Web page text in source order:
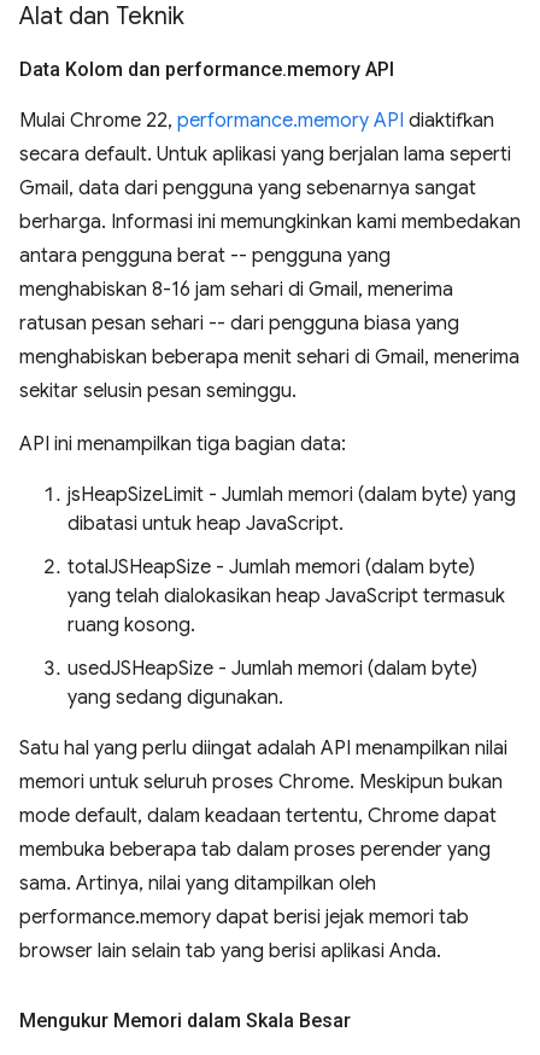
Alat dan Teknik
Data Kolom dan performance.memory API
Mulai Chrome 22, performance.memory API diaktifkan
secara default. Untuk aplikasi yang berjalan lama seperti
Gmail, data dari pengguna yang sebenarnya sangat
berharga. Informasi ini memungkinkan kami membedakan
antara pengguna berat -- pengguna yang
menghabiskan 8-16 jam sehari di Gmail, menerima
ratusan pesan sehari -- dari pengguna biasa yang
menghabiskan beberapa menit sehari di Gmail, menerima
sekitar selusin pesan seminggu.
API ini menampilkan tiga bagian data:
jsHeapSizeLimit - Jumlah memori (dalam byte) yang
dibatasi untuk heap JavaScript.
totalJSHeapSize - Jumlah memori (dalam byte)
yang telah dialokasikan heap JavaScript termasuk
ruang kosong.
usedJSHeapSize - Jumlah memori (dalam byte)
yang sedang digunakan.
Satu hal yang perlu diingat adalah API menampilkan nilai
memori untuk seluruh proses Chrome. Meskipun bukan
mode default, dalam keadaan tertentu, Chrome dapat
membuka beberapa tab dalam proses perender yang
sama. Artinya, nilai yang ditampilkan oleh
performance.memory dapat berisi jejak memori tab
browser lain selain tab yang berisi aplikasi Anda.
Mengukur Memori dalam Skala Besar